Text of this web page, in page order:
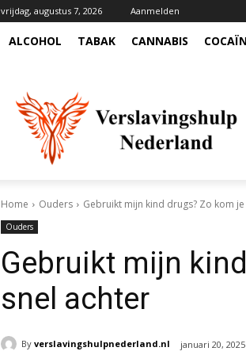
vrijdag, augustus 7, 2026 Aanmelden
ALCOHOL TABAK CANNABIS
Home Ouders Gebruikt mijn kind drugs? Zo kom
Ouders
Gebruikt mijn
snel achter
By verslavingshulpnederland.nl januari 20, 2025